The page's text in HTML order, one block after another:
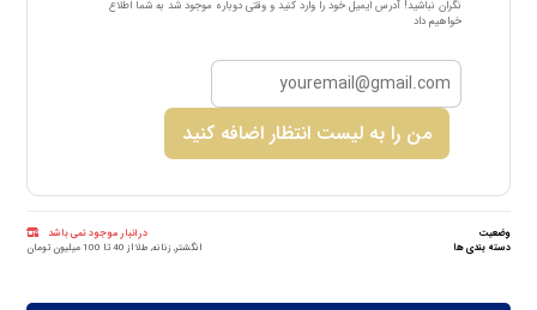
نگران نباشید! آدرس ایمیل خود را وارد کنید و وقتی دوباره موجود شد به شما اطلاع
خواهیم داد
من را به لیست انتظار اضافه کنید
وضعیت
در انبار موجود نمی باشد
دسته بندی ها
انگشتر,زنانه, طلا از 40 تا 100 میلیون تومان